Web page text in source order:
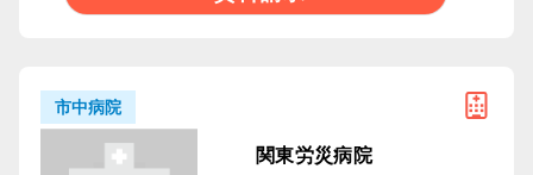
市中病院
関東労災病院